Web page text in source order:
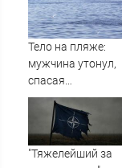
баз
Тело на пляже:
мужчина утонул,
спасая
маленькую дочку
09/08/2026 –
Новости
"Тяжелейший за